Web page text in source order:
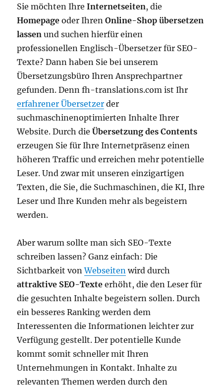
Sie möchten IhreInternetseiten, die
Homepage oder IhrenOnline-Shop übersetzen
lassen und suchen hierfür einen
professionellen Englisch-Übersetzer für SEO-
Texte? Dann haben Sie bei unserem
Übersetzungsbüro Ihren Ansprechpartner
gefunden. Denn fh-translations.com ist Ihr
erfahrener Übersetzer der
suchmaschinenoptimierten Inhalte Ihrer
Website. Durch dieÜbersetzung des Contents
erzeugen Sie für Ihre Internetpräsenz einen
höheren Traffic und erreichen mehr potentielle
Leser. Und zwar mit unseren einzigartigen
Texten, die Sie, die Suchmaschinen, die KI, Ihre
Leser und Ihre Kunden mehr als begeistern
werden.
Aber warum sollte man sich SEO-Texte
schreiben lassen? Ganz einfach: Die
Sichtbarkeit vonWebseiten wird durch
attraktive SEO-Texte erhöht, die den Leser für
die gesuchten Inhalte begeistern sollen. Durch
ein besseres Ranking werden dem
Interessenten die Informationen leichter zur
Verfügung gestellt. Der potentielle Kunde
kommt somit schneller mit Ihren
Unternehmungen in Kontakt. Inhalte zu
relevanten Themen werden durch den